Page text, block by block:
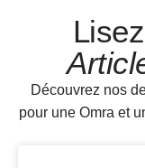
Découvrez nos
pour une Omra et